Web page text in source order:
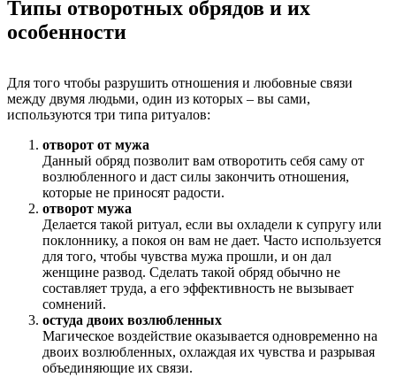
Типы отворотных обрядов и их
особенности
Для того чтобы разрушить отношения и любовные связи
между двумя людьми, один из которых – вы сами,
используются три типа ритуалов:
отворот от мужа
Данный обряд позволит вам отворотить себя саму от
возлюбленного и даст силы закончить отношения,
которые не приносят радости.
отворот мужа
Делается такой ритуал, если вы охладели к супругу или
поклоннику, а покоя он вам не дает. Часто используется
для того, чтобы чувства мужа прошли, и он дал
женщине развод. Сделать такой обряд обычно не
составляет труда, а его эффективность не вызывает
сомнений.
остуда двоих возлюбленных
Магическое воздействие оказывается одновременно на
двоих возлюбленных, охлаждая их чувства и разрывая
объединяющие их связи.